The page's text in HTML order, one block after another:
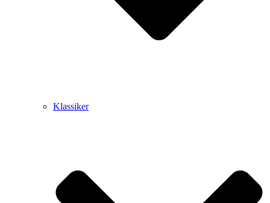
Klassiker